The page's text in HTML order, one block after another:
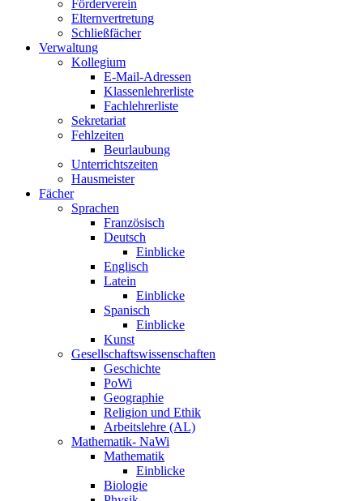
Förderverein
Elternvertretung
Schließfächer
Verwaltung
Kollegium
E-Mail-Adressen
Klassenlehrerliste
Fachlehrerliste
Sekretariat
Fehlzeiten
Beurlaubung
Unterrichtszeiten
Hausmeister
Fächer
Sprachen
Französisch
Deutsch
Einblicke
Englisch
Latein
Einblicke
Spanisch
Einblicke
Kunst
Gesellschaftswissenschaften
Geschichte
PoWi
Geographie
Religion und Ethik
Arbeitslehre (AL)
Mathematik- NaWi
Mathematik
Einblicke
Biologie